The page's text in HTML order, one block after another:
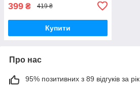
399 ₴ 419 ₴
Купити
Про нас
95% позитивних з 89 відгуків за рік